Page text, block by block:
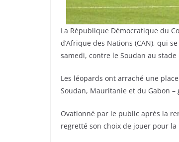
La République Démocratique du
d’Afrique des Nations (CAN), qui
samedi, contre le Soudan au stade
Les léopards ont arraché une
Soudan, Mauritanie et du Gabon
Ovationné par le public après la
regretté son choix de jouer pour